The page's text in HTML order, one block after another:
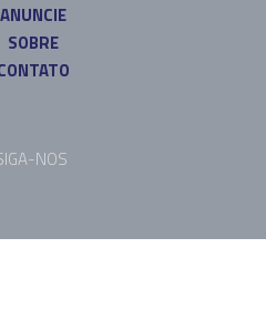
ANUNCIE
SOBRE
NOS